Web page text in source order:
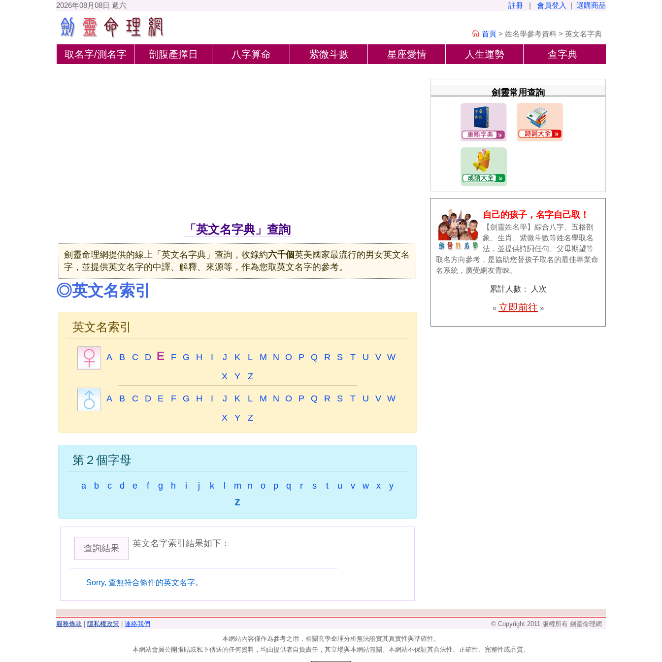
2026年08月08日 週六 註冊 | 會員登入 | 選購商品
首頁 > 姓名學參考資料 > 英文名字典
取名字/測名字 剖腹產擇日 八字算命 紫微斗數 星座愛情 人生運勢 查字典
「英文名字典」查詢
劍靈命理網提供的線上「英文名字典」查詢，收錄約六千個英美國家最流行的男女英文名
字，並提供英文名字的中譯、解釋、來源等，作為您取英文名字的參考。
◎英文名索引
英文名索引
A B C D E F G H I J K L M N O P Q R S T U V W
X
Y Z
A B C D E F G H I J K L M N O P Q R S T U V W
X
Y Z
第２個字母
a b c d e f g h i j k m n o p q r s t u v w x y
z
查詢結果 英文名字索引結果如下：
Sorry, 查無符合條件的英文名字。
劍靈常用查詢
自己的孩子，名字自己取！
【劍靈姓名學】綜合八字、五格剖
象、生肖、紫微斗數等姓名學取名
法，並提供詩詞佳句、父母期望等
取名方向參考，是協助您替孩子取名的最佳專業命
名系統，廣受網友青睞。
累計人數： 人次
« 立即前往 »
服務條款 隱私權政策 連絡我們
© Copyright 2011 版權所有 劍靈命理網
本網站內容僅作為參考之用，相關玄學命理分析無法證實其真實性與準確性。
本網站會員公開張貼或私下傳送的任何資料，均由提供者自負責任，其立場與本網站無關。本網站不保証其合法性、正確性、完整性或品質。